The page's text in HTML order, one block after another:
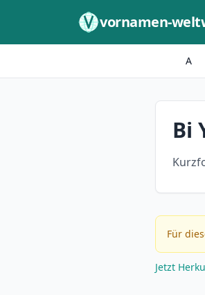
vornamen-
A
Bi
Für
Jetzt